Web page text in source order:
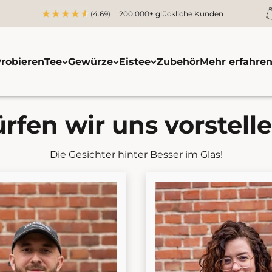
(4.69) 200.000+ glückliche Kunden
Tee Gewürze Eistee ZubehörMehr erfahren
wir uns
Die Gesichter hinter Besser im Glas!